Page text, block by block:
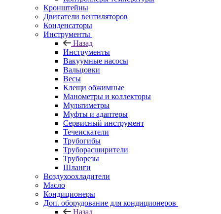
Кронштейны
Двигатели вентиляторов
Конденсаторы
Инструменты
Назад
Инструменты
Вакуумные насосы
Вальцовки
Весы
Клещи обжимные
Манометры и коллекторы
Мультиметры
Муфты и адаптеры
Сервисный инструмент
Течеискатели
Трубогибы
Труборасширители
Труборезы
Шланги
Воздухоохладители
Масло
Кондиционеры
Доп. оборудование для кондиционеров
Назад